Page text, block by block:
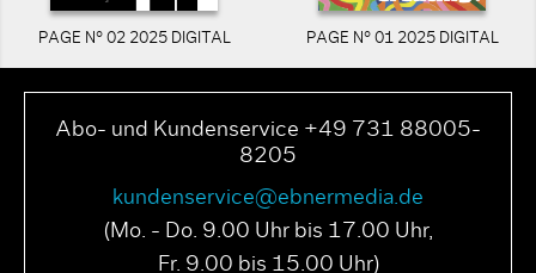
PAGE N° 02 2025 DIGITAL PAGE N° 01 2025 DIGITAL
Abo- und Kundenservice +49 731 88005-
8205
kundenservice@ebnermedia.de
(Mo. - Do. 9.00 Uhr bis 17.00 Uhr,
Fr. 9.00 bis 15.00 Uhr)